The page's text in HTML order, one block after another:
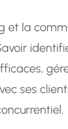
et la
ses